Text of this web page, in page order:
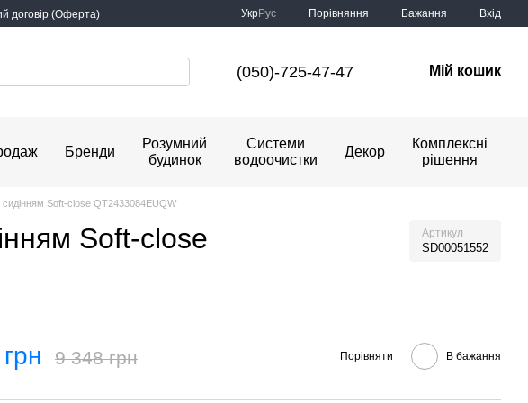
договір (Оферта) УкрРус Порівняння Бажання Вхід
(050)-725-47-47 Мій кошик
Бренди
Розумний
будинок
Системи
водоочистки
Декор
Комплексні
рішення
сидінням Soft-close QT2433084EUQW
Soft-close
Артикул
SD00051552
9 348 грн Порівняти В бажання